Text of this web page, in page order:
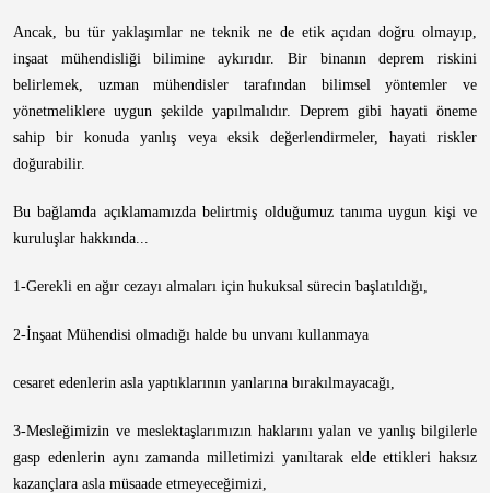
Ancak, bu tür yaklaşımlar ne teknik ne de etik açıdan doğru olmayıp,
inşaat mühendisliği bilimine aykırıdır. Bir binanın deprem riskini
belirlemek, uzman mühendisler tarafından bilimsel yöntemler ve
yönetmeliklere uygun şekilde yapılmalıdır. Deprem gibi hayati öneme
sahip bir konuda yanlış veya eksik değerlendirmeler, hayati riskler
doğurabilir.
Bu bağlamda açıklamamızda belirtmiş olduğumuz tanıma uygun kişi ve
kuruluşlar hakkında...
1-Gerekli en ağır cezayı almaları için hukuksal sürecin başlatıldığı,
2-İnşaat Mühendisi olmadığı halde bu unvanı kullanmaya
cesaret edenlerin asla yaptıklarının yanlarına bırakılmayacağı,
3-Mesleğimizin ve meslektaşlarımızın haklarını yalan ve yanlış bilgilerle
gasp edenlerin aynı zamanda milletimizi yanıltarak elde ettikleri haksız
kazançlara asla müsaade etmeyeceğimizi,